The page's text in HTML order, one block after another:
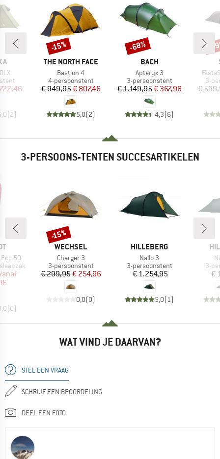
prijs
(2)
MERK
THE NORTH FACE
Artikel
Bastion 4
Productgroep
4-persoonstent
Prijs
€ 949,95Verlaagde prijs
€ 807,46
5,0(2)
Korting
-15%
MERK
BACH
Artikel
Apteryx 3
Productgroep
3-persoonstent
Prijs
€ 1.149,95Verlaagde prijs
€ 367,98
4,3(6)
Korting
-68%
Artikel
3-
€
-
3-PERSOONS-TENTEN SUCCESARTIKELEN
50
prijs
(0)
MERK
WECHSEL
Artikel
Charger 3
Productgroep
3-persoonstent
Prijs
€ 299,95Verlaagde prijs
€ 254,96
0,0(0)
Korting
-15%
MERK
HILLEBERG
Artikel
Nallo 3
Productgroep
3-persoonstent
Prijs
€ 1.254,95
5,0(1)
3-
€
WAT VIND JE DAARVAN?
STEL EEN VRAAG
SCHRIJF EEN BEOORDELING
DEEL EEN FOTO